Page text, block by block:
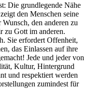
Die grundlegende Nähe
den Menschen seine
den anderen zu
zu Gott im anderen.
Sie erfordert Offenheit,
das Einlassen auf ihre
Jede und jeder von
Kultur, Hintergrund
und respektiert werden
zumindest für